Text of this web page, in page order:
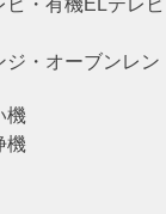
ジ・オーブンレン
機
機